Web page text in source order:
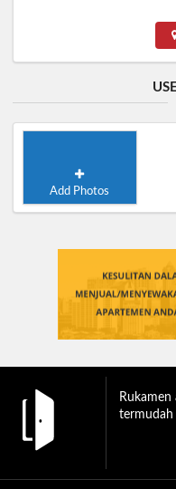
Add Photos
termudah